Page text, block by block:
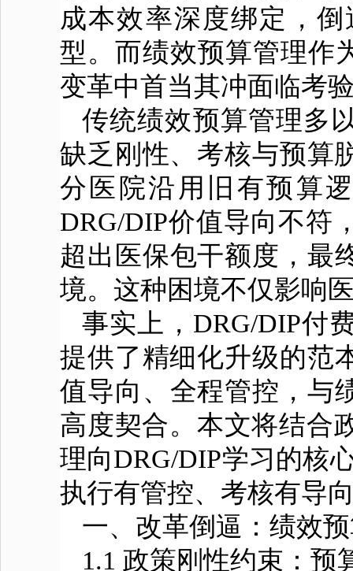
成本效率深度绑定，倒
型。而绩效预算管理作
变革中首当其冲面临考
传统绩效预算管理多
缺乏刚性、考核与预算
分医院沿用旧有预算
DRG/DIP价值导向不符
超出医保包干额度，最
境。这种困境不仅影响
事实上，DRG/DIP付
提供了精细化升级的范
值导向、全程管控，与
高度契合。本文将结合
理向DRG/DIP学习的核
执行有管控、考核有导
一、改革倒逼：绩效
1.1 政策刚性约束：预